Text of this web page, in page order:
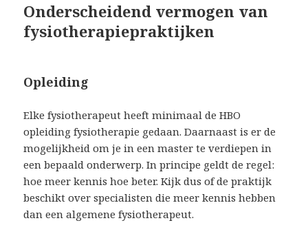
Onderscheidend vermogen van
fysiotherapiepraktijken
Opleiding
Elke fysiotherapeut heeft minimaal de HBO
opleiding fysiotherapie gedaan. Daarnaast is er de
mogelijkheid om je in een master te verdiepen in
een bepaald onderwerp. In principe geldt de regel:
hoe meer kennis hoe beter. Kijk dus of de praktijk
beschikt over specialisten die meer kennis hebben
dan een algemene fysiotherapeut.